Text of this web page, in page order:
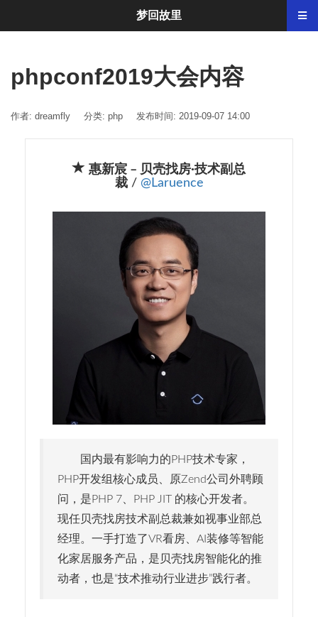
phpconf2019大会内容
作者: dreamfly 分类: php 发布时间: 2019-09-07 14:00
惠新宸 – 贝壳找房·技术副总
裁/ @Laruence
国内最有影响力的PHP技术专家，
PHP开发组核心成员、原Zend公司外聘顾
问，是PHP 7、PHP JIT 的核心开发者。
现任贝壳找房技术副总裁兼如视事业部总
经理。一手打造了VR看房、AI装修等智能
化家居服务产品，是贝壳找房智能化的推
动者，也是“技术推动行业进步”践行者。
梦回故里